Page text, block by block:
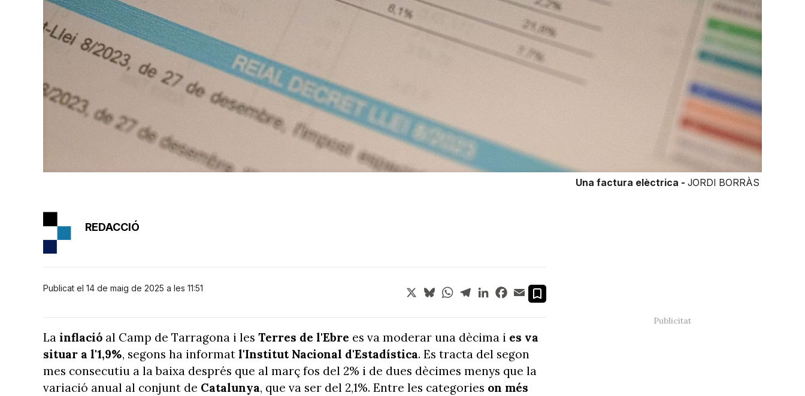
Una factura elèctrica - JORDI BORRÀS
REDACCIÓ
Publicat el 14 de maig de 2025 a les 11:51 X BlueskyWhatsApp
TelegramLinkedInFacebook
Email
La inflació al Camp de Tarragona i les Terres de l'Ebre es va moderar una dècima i es va
situar a l'1,9%, segons ha informat l'Institut Nacional d'Estadística. Es tracta del segon
mes consecutiu a la baixa després que al març fos del 2% i de dues dècimes menys que la
variació anual al conjunt de Catalunya, que va ser del 2,1%. Entre les categories on més